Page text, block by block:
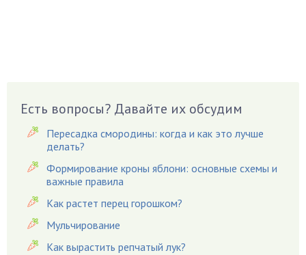
Вредители
Гардения
Гацания
Гвоздики
Георгины
Герань
Гиацинт
Гибискус
Есть вопросы? Давайте их обсудим
Пересадка смородины: когда и как это лучше
делать?
Формирование кроны яблони: основные схемы и
важные правила
Как растет перец горошком?
Мульчирование
Как вырастить репчатый лук?